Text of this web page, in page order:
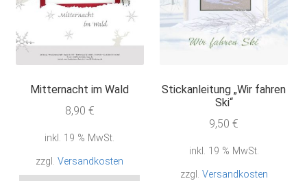
Mitternacht im Wald
8,90 €
inkl. 19 % MwSt.
zzgl.Versandkosten
Stickanleitung „Wir fahren
Ski“
9,50€
inkl. 19 % MwSt.
zzgl. Versandkosten